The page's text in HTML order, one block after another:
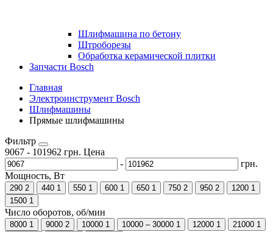
Шлифмашина по бетону
Штроборезы
Обработка керамической плитки
Запчасти Bosch
Главная
Электроинструмент Bosch
Шлифмашины
Прямые шлифмашины
Фильтр
9067 - 101962 грн. Цена
-
грн.
Мощность, Вт
290 2 440 1 550 1 600 1 650 1 750 2 950 2 1200 1
1500 1
Число оборотов, об/мин
8000 1 9000 2 10000 1 10000 – 30000 1 12000 1 21000 1